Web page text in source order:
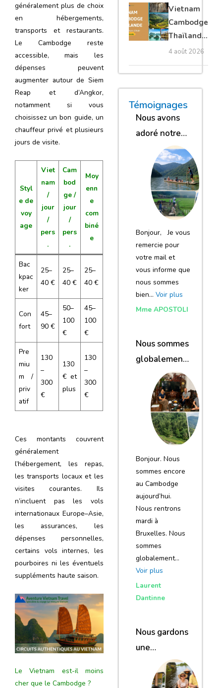
généralement plus de choix
en hébergements,
transports et restaurants.
Le Cambodge reste
accessible, mais les
dépenses peuvent
augmenter autour de Siem
Reap et d’Angkor,
notamment si vous
choisissez un bon guide, un
chauffeur privé et plusieurs
jours de visite.
Styl
e de
voy
age
Viet
nam
/
jour
/
pers
.
Cam
bod
ge /
jour
/
pers
.
Moy
enn
e
com
biné
e
Bac
kpac
ker
25–
40 €
25–
40 €
25–
40 €
Con
fort
45–
90 €
50–
100
€
45–
100
€
Pre
miu
m /
priv
atif
130
–
300
€
130
€ et
plus
130
–
300
€
Ces montants couvrent
généralement
l’hébergement, les repas,
les transports locaux et les
visites courantes. Ils
n’incluent pas les vols
internationaux Europe–Asie,
les assurances, les
dépenses personnelles,
certains vols internes, les
pourboires ni les éventuels
suppléments haute saison.
Le Vietnam est-il moins
cher que le Cambodge ?
Vieng,
Vientiane
privé
Vietnam
Cambodge
Thaïlande
35 jours :
grands
trésors
d’Asie
4 août 2026
Témoignages
Nous avons
adoré notre
Bonjour, Je vous
remercie pour
votre mail et
vous informe que
nous sommes
bien… Voir plus
« Nous
Mme APOSTOLI
Nous sommes
globalement
satisfaits du
voyage
Bonjour. Nous
sommes encore
au Cambodge
aujourd’hui.
Nous rentrons
mardi à
Bruxelles. Nous
sommes
globalement…
Voir plus
« Nous sommes
Laurent
Dantinne
Nous gardons
une
excellente
impression de